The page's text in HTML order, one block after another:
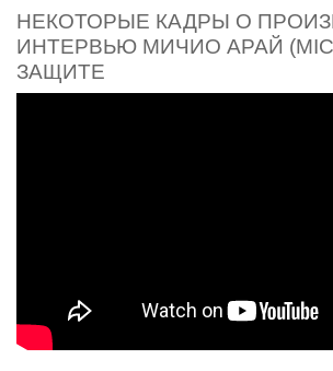
НЕКОТОРЫЕ КАДРЫ О
ИНТЕРВЬЮ МИЧИО АРАЙ
ЗАЩИТЕ